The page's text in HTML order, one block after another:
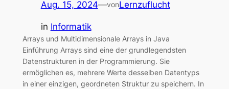
Aug. 15, 2024—vonLernzuflucht
in Informatik
Arrays und Multidimensionale Arrays in Java
Einführung Arrays sind eine der grundlegendsten
Datenstrukturen in der Programmierung. Sie
ermöglichen es, mehrere Werte desselben Datentyps
in einer einzigen, geordneten Struktur zu speichern. In